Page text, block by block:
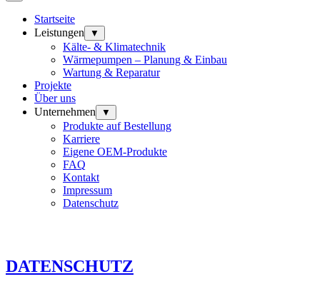
Startseite
Leistungen
▼
Kälte- & Klimatechnik
Wärmepumpen – Planung & Einbau
Wartung & Reparatur
Projekte
Über uns
Unternehmen
▼
Produkte auf Bestellung
Karriere
Eigene OEM-Produkte
FAQ
Kontakt
Impressum
Datenschutz
DATENSCHUTZ